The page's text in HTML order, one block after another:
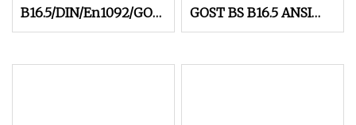
B16.5/DIN/En1092/GOST/BS
geschmiedet/Schmiedearmatur
GOST BS B16.5 ANSI
Uni SABS SS304 316L